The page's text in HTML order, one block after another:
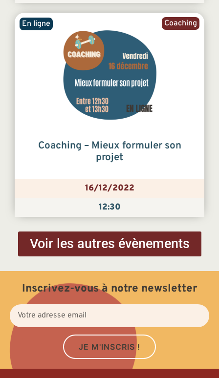
Coaching
En ligne
Coaching – Mieux formuler son
projet
16/12/2022
12:30
Voir les autres évènements
Inscrivez-vous à notre newsletter
JE M'INSCRIS !